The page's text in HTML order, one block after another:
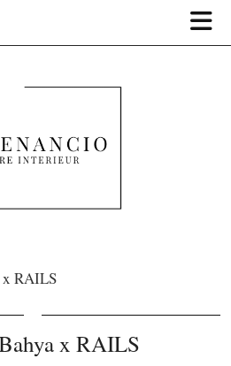
x RAILS
x RAILS